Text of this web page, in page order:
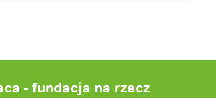
- fundacja na rzecz